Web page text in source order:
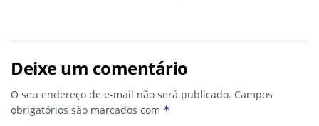
Deixe um comentário
O seu endereço de e-mail não será publicado. Campos
obrigatórios são marcados com *